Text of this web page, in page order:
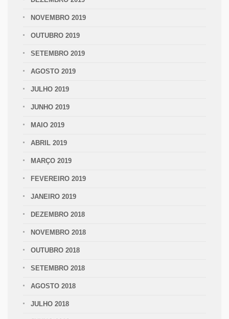
NOVEMBRO 2019
OUTUBRO 2019
SETEMBRO 2019
AGOSTO 2019
JULHO 2019
JUNHO 2019
MAIO 2019
ABRIL 2019
MARÇO 2019
FEVEREIRO 2019
JANEIRO 2019
DEZEMBRO 2018
NOVEMBRO 2018
OUTUBRO 2018
SETEMBRO 2018
AGOSTO 2018
JULHO 2018